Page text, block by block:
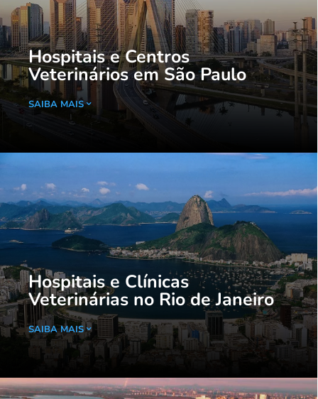
Hospitais e Centros
Veterinários em São Paulo
SAIBA MAIS
Hospitais e Clínicas
Veterinárias no Rio de Janeiro
SAIBA MAIS